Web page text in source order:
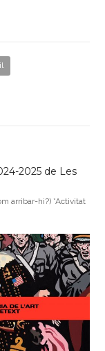
2025 de Les
arribar-hi?) *Activitat